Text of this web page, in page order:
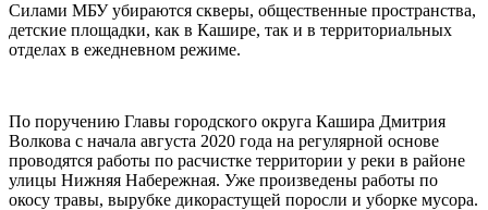
Силами МБУ убираются скверы, общественные пространства,
детские площадки, как в Кашире, так и в территориальных
отделах в ежедневном режиме.
По поручению Главы городского округа Кашира Дмитрия
Волкова с начала августа 2020 года на регулярной основе
проводятся работы по расчистке территории у реки в районе
улицы Нижняя Набережная. Уже произведены работы по
окосу травы, вырубке дикорастущей поросли и уборке мусора.